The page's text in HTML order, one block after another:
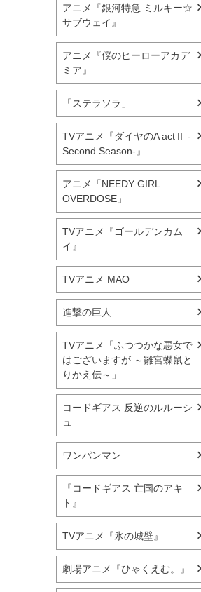
アニメ『銀河特急 ミルキー☆
サブウェイ』
アニメ『僕のヒーローアカデ
ミア』
「ステラソラ」
TVアニメ『ダイヤのA actⅡ -
Second Season-』
アニメ「NEEDY GIRL
OVERDOSE」
TVアニメ『ゴールデンカム
イ』
TVアニメ MAO
進撃の巨人
TVアニメ「ふつつかな悪女で
はございますが ～雛宮蝶鼠と
りかえ伝～」
コードギアス 反逆のルルーシ
ュ
ワンパンマン
『コードギアス 亡国のアキ
ト』
TVアニメ『氷の城壁』
劇場アニメ『ひゃくえむ。』